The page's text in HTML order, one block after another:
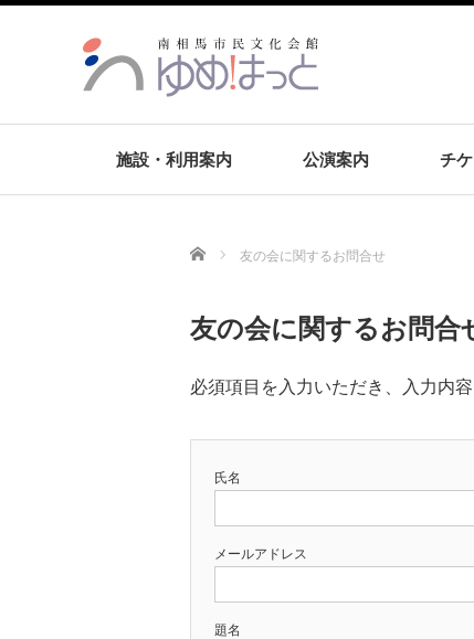
施設・利用案内 公演案内 チ
Home 友の会に関するお問合せ
友の会に関するお問合
必須項目を入力いただき、入力内
氏名
メールアドレス
題名